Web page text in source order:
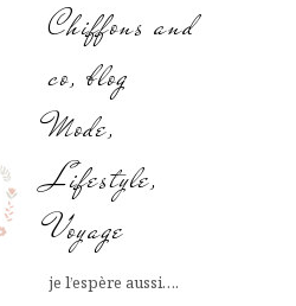
Chiffons and
co, blog
Mode,
Lifestyle,
Voyage
je l’espère aussi….